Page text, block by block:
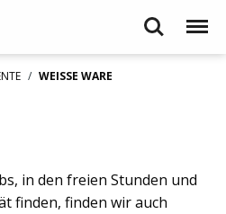
Search Menu
WEISSE WARE
in den freien Stunden und
finden, finden wir auch